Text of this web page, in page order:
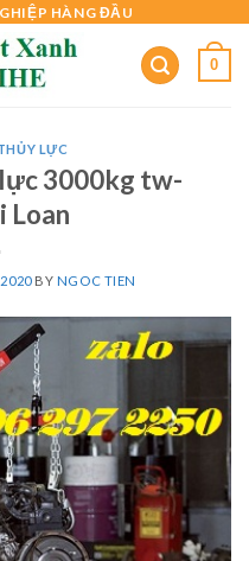
HÀNG ĐẦU
0
LỰC
3000kg tw-
BY NGOC TIEN